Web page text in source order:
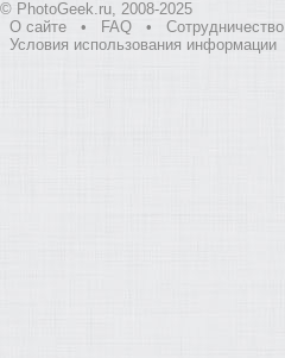
© PhotoGeek.ru, 2008-2025
О сайте
• FAQ • Сотрудничество
Условия использования информации